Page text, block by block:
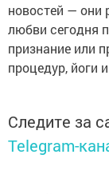
новостей — они
любви сегодня
признание или
процедур, йоги
Следите за
Telegram-